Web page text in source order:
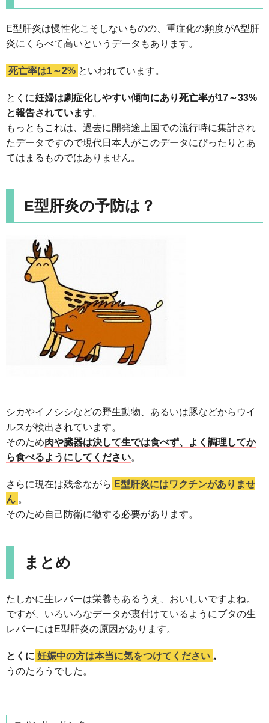
E型肝炎は慢性化こそしないものの、重症化の頻度がA型肝
炎にくらべて高いというデータもあります。
死亡率は1～2% といわれています。
とくに妊婦は劇症化しやすい傾向にあり死亡率が17～33%
と報告されています。
もっともこれは、過去に開発途上国での流行時に集計され
たデータですので現代日本人がこのデータにぴったりとあ
てはまるものではありません。
E型肝炎の予防は？
シカやイノシシなどの野生動物、あるいは豚などからウイ
ルスが検出されています。
そのため肉や臓器は決して生では食べず、よく調理してか
ら食べるようにしてください。
さらに現在は残念ながら E型肝炎にはワクチンがありませ
ん 。
そのため自己防衛に徹する必要があります。
まとめ
たしかに生レバーは栄養もあるうえ、おいしいですよね。
ですが、いろいろなデータが裏付けているようにブタの生
レバーにはE型肝炎の原因があります。
とくに 妊娠中の方は本当に気をつけてください 。
うのたろうでした。